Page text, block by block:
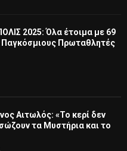
2025: Όλα έτοιμα με 69
Παγκόσμιους Πρωταθλητές
Αιτωλός: «Το κερί δεν
τα Μυστήρια και το